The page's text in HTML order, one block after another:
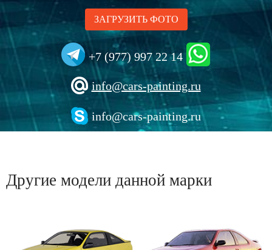
ЗАГРУЗИТЬ ФОТО
+7 (977) 997 22 14
info@cars-painting.ru
info@cars-painting.ru
Другие модели данной марки